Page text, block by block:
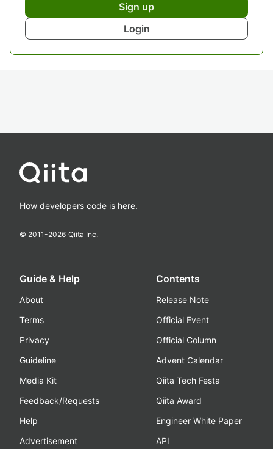
Sign up
Login
How developers code is here.
© 2011-2026 Qiita Inc.
Guide & Help
About
Terms
Privacy
Guideline
Media Kit
Feedback/Requests
Help
Advertisement
Contents
Release Note
Official Event
Official Column
Advent Calendar
Qiita Tech Festa
Qiita Award
Engineer White Paper
API